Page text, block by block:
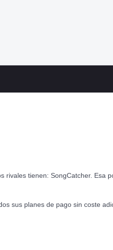
rivales tienen: SongCatcher. Esa
sus planes de pago sin coste